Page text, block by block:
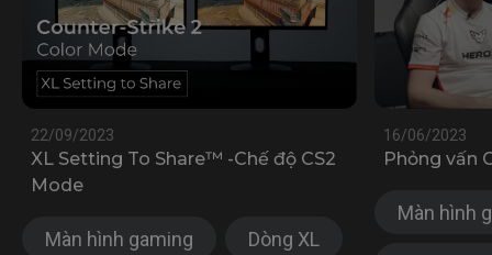
22/09/2023
XL Setting To Share™ -Chế độ CS2
Mode
Màn hình gaming Dòng XL
16/06/2023
Phỏng vấn
Màn hình